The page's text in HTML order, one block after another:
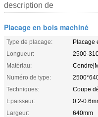
description de
Placage en bois machiné
Type de placage:
Placage
Longueur:
2500-
Matériau:
Numéro de type:
Techniques:
Coupe
Epaisseur:
0.2-
Largeur:
640mm